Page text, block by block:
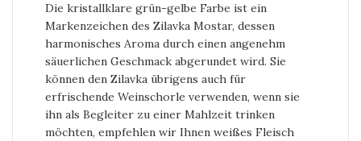
Die kristallklare grün-gelbe Farbe ist ein
Markenzeichen des Zilavka Mostar, dessen
harmonisches Aroma durch einen angenehm
säuerlichen Geschmack abgerundet wird. Sie
können den Zilavka übrigens auch für
erfrischende Weinschorle verwenden, wenn sie
ihn als Begleiter zu einer Mahlzeit trinken
möchten, empfehlen wir Ihnen weißes Fleisch